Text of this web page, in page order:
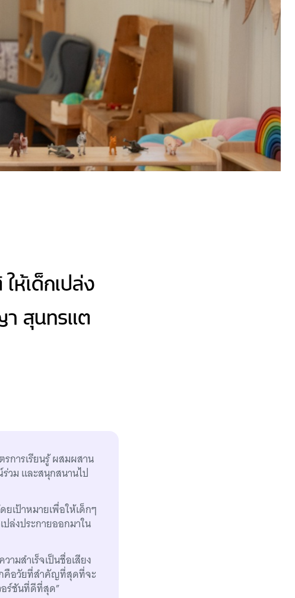
ห้เด็กเปล่ง
า สุนทรแต
การเรียนรู้ ผสมผสาน
วม และสนุกสนานไป
เป้าหมายเพื่อให้เด็กๆ
ล่งประกายออกมาใน
ามสําเร็จเป็นชื่อเสียง
กคือวัยที่สําคัญที่สุดที่จะ
อร์ชันที่ดีที่สุด”